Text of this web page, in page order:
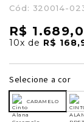
Cód: 320014-
R$
10x de R$
Selecione a cor
CARAMELO